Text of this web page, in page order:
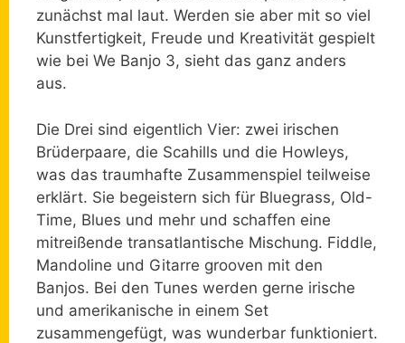
zunächst mal laut. Werden sie aber mit so viel
Kunstfertigkeit, Freude und Kreativität gespielt
wie bei We Banjo 3, sieht das ganz anders
aus.
Die Drei sind eigentlich Vier: zwei irischen
Brüderpaare, die Scahills und die Howleys,
was das traumhafte Zusammenspiel teilweise
erklärt. Sie begeistern sich für Bluegrass, Old-
Time, Blues und mehr und schaffen eine
mitreißende transatlantische Mischung. Fiddle,
Mandoline und Gitarre grooven mit den
Banjos. Bei den Tunes werden gerne irische
und amerikanische in einem Set
zusammengefügt, was wunderbar funktioniert.